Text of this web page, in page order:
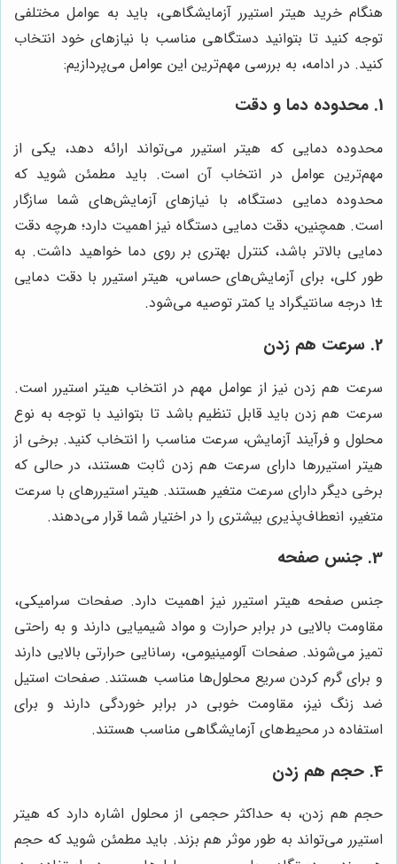
هنگام خرید هیتر استیرر آزمایشگاهی، باید به عوامل مختلفی
توجه کنید تا بتوانید دستگاهی مناسب با نیازهای خود انتخاب
کنید. در ادامه، به بررسی مهم‌ترین این عوامل می‌پردازیم:
1. محدوده دما و دقت
محدوده دمایی که هیتر استیرر می‌تواند ارائه دهد، یکی از
مهم‌ترین عوامل در انتخاب آن است. باید مطمئن شوید که
محدوده دمایی دستگاه، با نیازهای آزمایش‌های شما سازگار
است. همچنین، دقت دمایی دستگاه نیز اهمیت دارد؛ هرچه دقت
دمایی بالاتر باشد، کنترل بهتری بر روی دما خواهید داشت. به
طور کلی، برای آزمایش‌های حساس، هیتر استیرر با دقت دمایی
±1 درجه سانتیگراد یا کمتر توصیه می‌شود.
2. سرعت هم زدن
سرعت هم زدن نیز از عوامل مهم در انتخاب هیتر استیرر است.
سرعت هم زدن باید قابل تنظیم باشد تا بتوانید با توجه به نوع
محلول و فرآیند آزمایش، سرعت مناسب را انتخاب کنید. برخی از
هیتر استیررها دارای سرعت هم زدن ثابت هستند، در حالی که
برخی دیگر دارای سرعت متغیر هستند. هیتر استیررهای با سرعت
متغیر، انعطاف‌پذیری بیشتری را در اختیار شما قرار می‌دهند.
3. جنس صفحه
جنس صفحه هیتر استیرر نیز اهمیت دارد. صفحات سرامیکی،
مقاومت بالایی در برابر حرارت و مواد شیمیایی دارند و به راحتی
تمیز می‌شوند. صفحات آلومینیومی، رسانایی حرارتی بالایی دارند
و برای گرم کردن سریع محلول‌ها مناسب هستند. صفحات استیل
ضد زنگ نیز، مقاومت خوبی در برابر خوردگی دارند و برای
استفاده در محیط‌های آزمایشگاهی مناسب هستند.
4. حجم هم زدن
حجم هم زدن، به حداکثر حجمی از محلول اشاره دارد که هیتر
استیرر می‌تواند به طور موثر هم بزند. باید مطمئن شوید که حجم